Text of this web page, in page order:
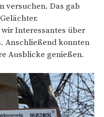
versuchen. Das gab
Interessantes über
Anschließend konnten
Ausblicke genießen.